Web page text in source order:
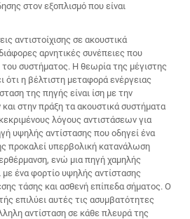
στον εξοπλισμό που είναι
αντιστοίχισης σε ακουστικά
αρνητικές συνέπειες που
συστήματος. Η θεωρία της μέγιστης
ότι η βέλτιστη μεταφορά ενέργειας
της πηγής είναι ίση με την
στην πράξη τα ακουστικά συστήματα
λόγους αντιστάσεων για
υψηλής αντίστασης που οδηγεί ένα
προκαλεί υπερβολική κατανάλωση
ενώ μια πηγή χαμηλής
ένα φορτίο υψηλής αντίστασης
τάσης και ασθενή επίπεδα σήματος. Ο
επιλύει αυτές τις ασυμβατότητες
αντίσταση σε κάθε πλευρά της